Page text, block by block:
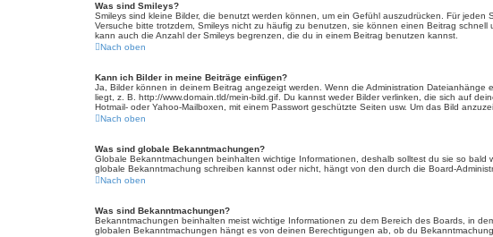
Was sind Smileys?
Smileys sind kleine Bilder, die benutzt werden können, um ein Gefühl auszudrücken. Für
Versuche bitte trotzdem, Smileys nicht zu häufig zu benutzen, sie können einen Beitrag
kann auch die Anzahl der Smileys begrenzen, die du in einem Beitrag benutzen kannst.
Nach oben
Kann ich Bilder in meine Beiträge einfügen?
Ja, Bilder können in deinem Beitrag angezeigt werden. Wenn die Administration
liegt, z. B. http://www.domain.tld/mein-bild.gif. Du kannst weder Bilder verlinken, die sich auf
Hotmail- oder Yahoo-Mailboxen, mit einem Passwort geschützte Seiten usw. Um das Bild
Nach oben
Was sind globale Bekanntmachungen?
Globale Bekanntmachungen beinhalten wichtige Informationen, deshalb solltest du sie so
globale Bekanntmachung schreiben kannst oder nicht, hängt von den durch die Board-
Nach oben
Was sind Bekanntmachungen?
Bekanntmachungen beinhalten meist wichtige Informationen zu dem Bereich des Boards, in
globalen Bekanntmachungen hängt es von deinen Berechtigungen ab, ob du